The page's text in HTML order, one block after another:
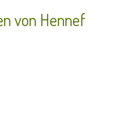
von Hennef